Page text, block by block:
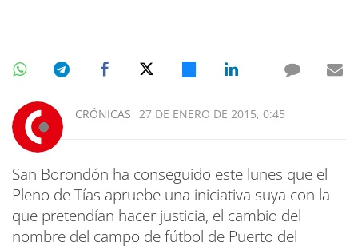
CRÓNICAS 27 DE ENERO DE 2015, 0:45
San Borondón ha conseguido este lunes que el
Pleno de Tías apruebe una iniciativa suya con la
que pretendían hacer justicia, el cambio del
nombre del campo de fútbol de Puerto del